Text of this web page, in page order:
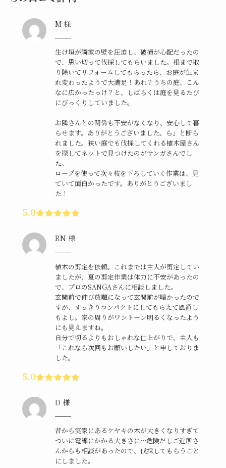
M 様
生け垣が隣家の壁を圧迫し、破損が心配だったの
で、思い切って伐採してもらいました。根まで取
り除いてリフォームしてもらったら、お庭が生ま
れ変わったようで大満足！あれ？うちの庭、こん
なに広かったっけ？と、しばらくは庭を見るたび
にびっくりしていました。
お隣さんとの関係も不安がなくなり、安心して暮
らせます。ありがとうございました。ら」と断ら
れました。狭い庭でも伐採してくれる植木屋さん
を探してネットで見つけたのがサンガさんでし
た。
ロープを使って次々枝を下ろしていく作業は、見
ていて面白かったです。ありがとうございまし
た！
5.0
RN 様
植木の剪定を依頼。これまでは主人が剪定してい
ましたが、夏の剪定作業は体力に不安があったの
で、プロのSANGAさんに相談しました。
玄関前で伸び放題になって玄関前が暗かったので
すが、すっきりコンパクトにしてもらえて風通し
もよし。家の周りがワントーン明るくなったよう
にも見えますね。
自分で切るよりもおしゃれな仕上がりで、主人も
「これなら次回もお願いしたい」と申しておりま
した。
5.0
D 様
昔から実家にあるケヤキの木が大きくなりすぎて
ついに電線にかかる大きさに…危険だしご近所さ
んからも相談があったので、伐採してもらうこと
にしました。